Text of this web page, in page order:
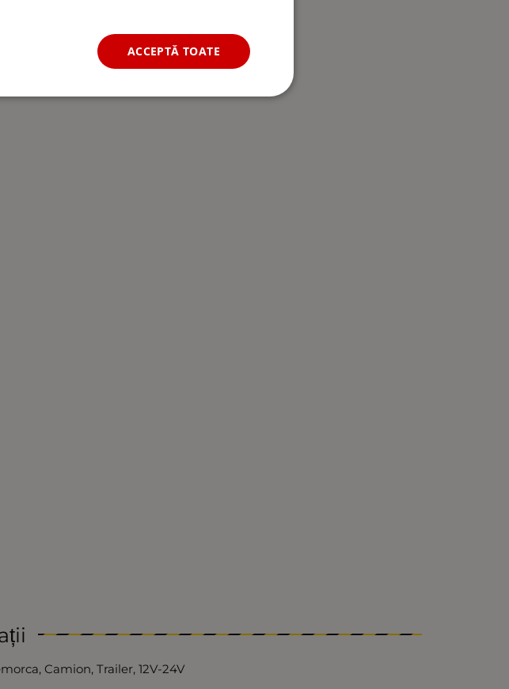
Camion, Trailer, 12V-24V
ACCEPTĂ TOATE